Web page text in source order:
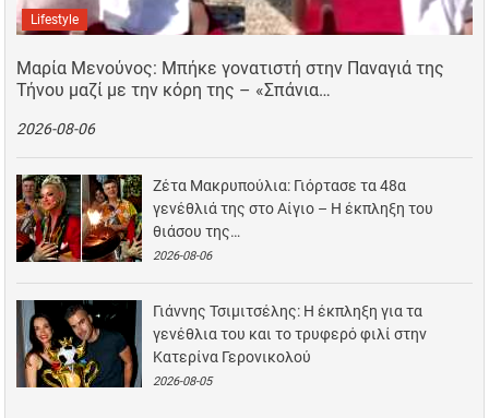
Lifestyle
Μαρία Μενούνος: Μπήκε γονατιστή στην Παναγιά της
Τήνου μαζί με την κόρη της – «Σπάνια…
2026-08-06
Ζέτα Μακρυπούλια: Γιόρτασε τα 48α
γενέθλιά της στο Αίγιο – Η έκπληξη του
θιάσου της…
2026-08-06
Γιάννης Τσιμιτσέλης: Η έκπληξη για τα
γενέθλια του και το τρυφερό φιλί στην
Κατερίνα Γερονικολού
2026-08-05